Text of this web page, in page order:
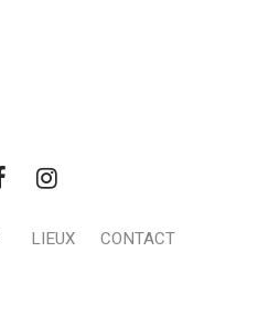
LIEUX CONTACT